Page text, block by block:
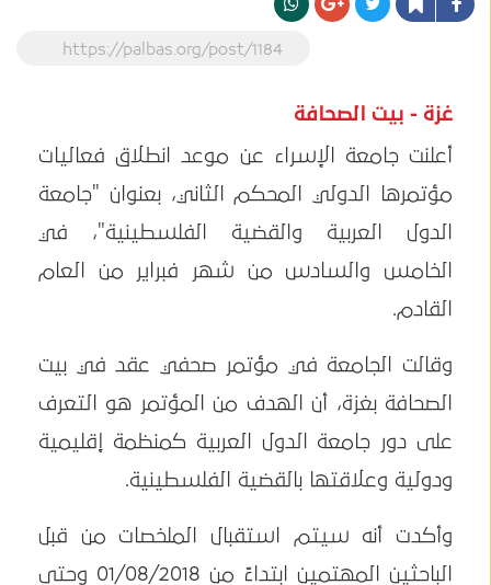
https://palbas.org/post/1184
غزة - بيت الصحافة
أعلنت جامعة الإسراء عن موعد انطلاق فعاليات
مؤتمرها الدولي المحكم الثاني، بعنوان "جامعة
الدول العربية والقضية الفلسطينية"، في
الخامس والسادس من شهر فبراير من العام
القادم.
وقالت الجامعة في مؤتمر صحفي عقد في بيت
الصحافة بغزة، أن الهدف من المؤتمر هو التعرف
على دور جامعة الدول العربية كمنظمة إقليمية
ودولية وعلاقتها بالقضية الفلسطينية.
وأكدت أنه سيتم استقبال الملخصات من قبل
الباحثين المهتمين ابتداءً من 01/08/2018 وحتى